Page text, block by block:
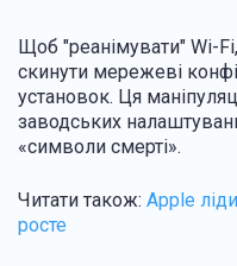
Щоб "реанімувати" Wi-
скинути мережеві
установок. Ця
заводських
«символи смерті».
Читати також: Apple
росте